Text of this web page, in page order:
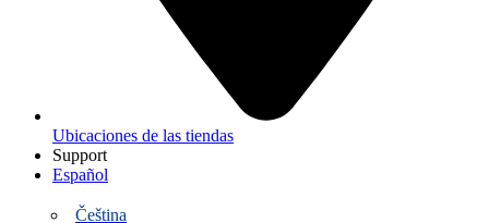
Ubicaciones de las tiendas
Support
Español
Čeština